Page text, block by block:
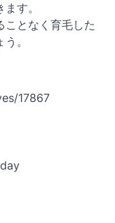
す。
ことなく育毛した
。
17867